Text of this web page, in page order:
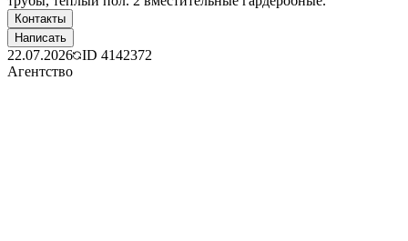
Контакты
Написать
22.07.2026 ID 4142372
Агентство